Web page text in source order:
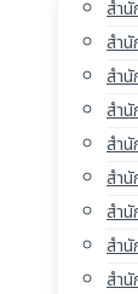
สำ
สำ
สำ
สำ
สำ
สำ
สำ
สำ
สำ